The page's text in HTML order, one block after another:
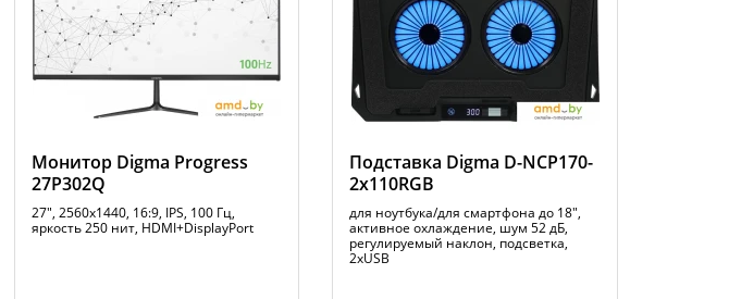
Монитор Digma Progress
27P302Q
27", 2560x1440, 16:9, IPS, 100 Гц,
яркость 250 нит, HDMI+DisplayPort
Подставка Digma D-NCP170-
2x110RGB
для ноутбука/для смартфона до 18",
активное охлаждение, шум 52 дБ,
регулируемый наклон, подсветка,
2xUSB